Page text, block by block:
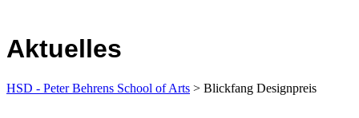
Aktuelles
HSD - Peter Behrens School of Arts > Blickfang Designpreis